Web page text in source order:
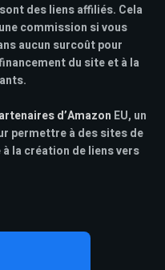
des liens affiliés. Cela
commission si vous
aucun surcoût pour
du site et à la
d’Amazon EU, un
permettre à des sites de
la création de liens vers